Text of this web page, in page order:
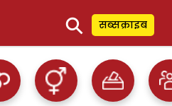
⚲ सब्सक्राइब